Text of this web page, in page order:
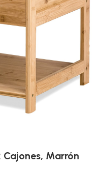
Cajones, Marrón